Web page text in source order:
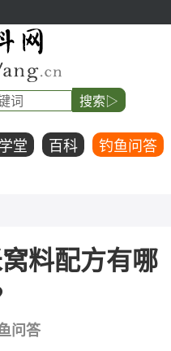
搜索▷
学堂 百科
钓鱼问答
料配方有哪
问答